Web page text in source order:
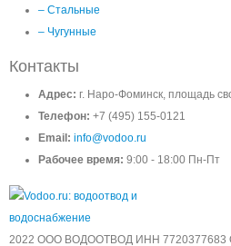
– Стальные
– Чугунные
Контакты
Адрес: г. Наро-Фоминск, площадь
Телефон: +7 (495) 155-0121
Email: info@vodoo.ru
Рабочее время: 9:00 - 18:00 Пн-Пт
2022 ООО ВОДООТВОД ИНН 7720377683